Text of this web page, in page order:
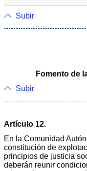
Subir
Fomento de
Subir
Artículo 12.
En la Comunidad
constitución de
principios de justicia
deberán reunir